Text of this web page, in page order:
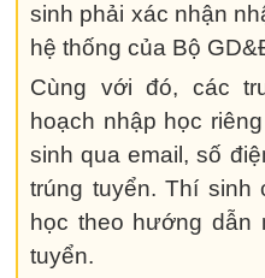
sinh phải xác nhận
hệ thống của Bộ
Cùng với đó, các
hoạch nhập học
sinh qua email, số
trúng tuyển. Thí sinh
học theo hướng dẫn
tuyển.